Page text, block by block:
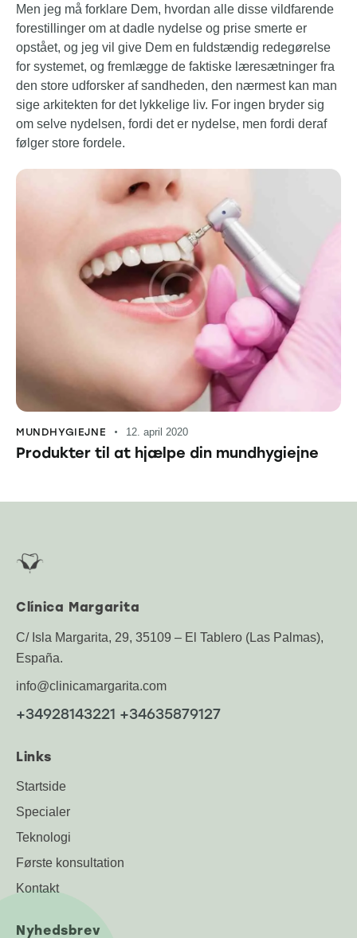
Men jeg må forklare Dem, hvordan alle disse vildfarende
forestillinger om at dadle nydelse og prise smerte er
opstået, og jeg vil give Dem en fuldstændig redegørelse
for systemet, og fremlægge de faktiske læresætninger fra
den store udforsker af sandheden, den nærmest kan man
sige arkitekten for det lykkelige liv. For ingen bryder sig
om selve nydelsen, fordi det er nydelse, men fordi deraf
følger store fordele.
MUNDHYGIEJNE 12. april 2020
Produkter til at hjælpe din mundhygiejne
Clínica Margarita
C/ Isla Margarita, 29, 35109 – El Tablero (Las Palmas),
España.
info@clinicamargarita.com
+34928143221 +34635879127
Links
Startside
Specialer
Teknologi
Første konsultation
Kontakt
Nyhedsbrev